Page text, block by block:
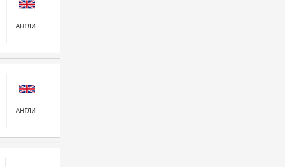
АНГЛИ
АНГЛИ